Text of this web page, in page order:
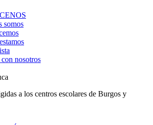
somos
nosotros
a los centros escolares de Burgos y